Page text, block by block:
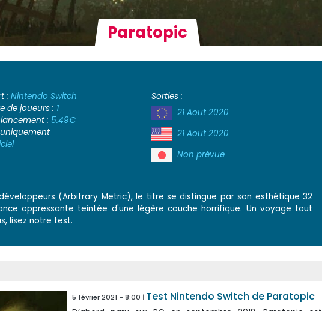
Paratopic
:Nintendo Switch
de joueurs : 1
: 5.49€
Sorties :
21 Aout 2020
21 Aout 2020
Non prévue
(Arbitrary Metric), le titre se distingue par son esthétique 32
oppressante teintée d'une légère couche horrifique. Un voyage tout
lisez notre test.
5 février 2021 - 8:00 Test Nintendo Switch de Paratopic